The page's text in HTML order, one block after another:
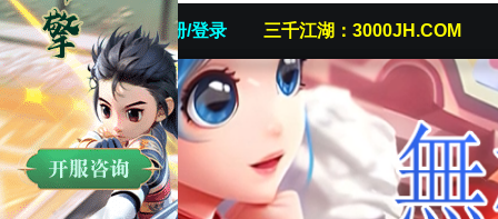
首页 发帖/注册/登录 三千江湖：3000JH.COM